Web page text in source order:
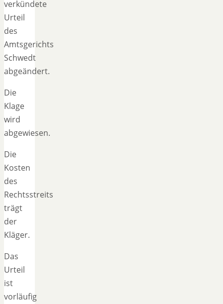
verkündete
Urteil
des
Amtsgerichts
Schwedt
abgeändert.
Die
Klage
wird
abgewiesen.
Die
Kosten
des
Rechtsstreits
trägt
der
Kläger.
Das
Urteil
ist
vorläufig